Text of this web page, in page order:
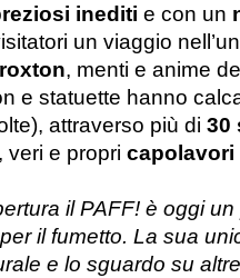
inediti e con un
un viaggio
, menti e anime
e statuette hanno
attraverso più di 30
veri e propri
il PAFF! è oggi
il fumetto. La sua
e lo sguardo su